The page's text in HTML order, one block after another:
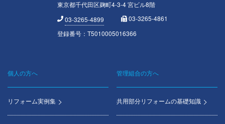
東京都千代田区麹町4-3-4 宮ビル8階
03-3265-4899
03-3265-4861
登録番号：T5010005016366
Footer
menu
個人の方へ
リフォーム実例集
管理組合の方へ
共用部分リフォームの基礎知識